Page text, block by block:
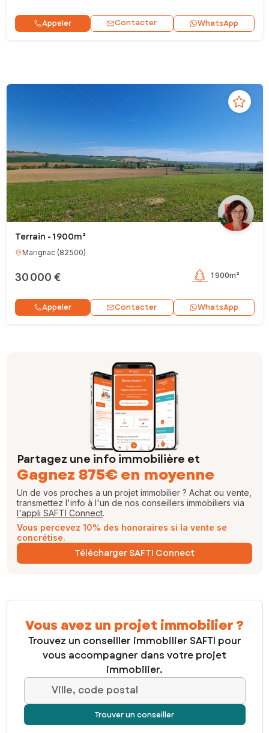
Appeler Contacter WhatsApp
Terrain - 1 900m²
Marignac(82500)
30 000 € 1 900m²
Appeler Contacter WhatsApp
Partagez une info immobilière et
Gagnez 875€ en moyenne
Un de vos proches a un projet immobilier ? Achat ou vente,
transmettez l'info à l'un de nos conseillers immobiliers via
l'appli SAFTI Connect.
Vous percevez 10% des honoraires si la vente se
concrétise.
Télécharger SAFTI Connect
Vous avez un projet immobilier ?
Trouvez un conseiller immobilier SAFTI pour
vous accompagner dans votre projet
immobilier.
Ville, code postal
Trouver un conseiller